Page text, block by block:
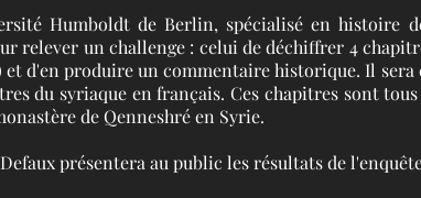
Humboldt de Berlin, spécialisé en histoire
relever un challenge : celui de déchiffrer 4
et d'en produire un commentaire historique. Il
du syriaque en français. Ces chapitres sont
de Qenneshré en Syrie.
présentera au public les résultats de